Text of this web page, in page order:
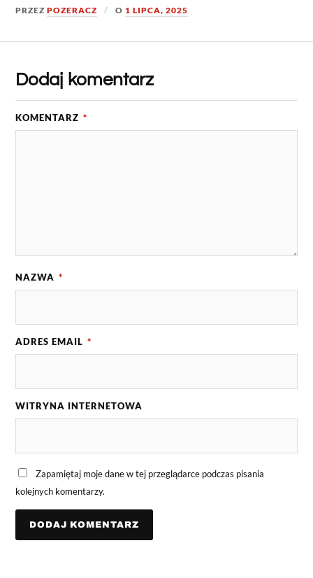
PRZEZPOZERACZ O 1 LIPCA, 2025
Dodaj komentarz
KOMENTARZ *
NAZWA *
ADRES EMAIL *
WITRYNA INTERNETOWA
Zapamiętaj moje dane w tej przeglądarce podczas pisania
kolejnych komentarzy.